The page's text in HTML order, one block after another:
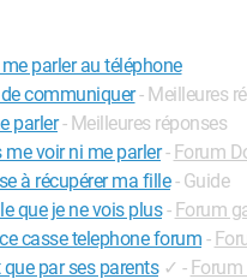
parler au téléphone
communiquer- Meilleures
parler - Meilleures réponses
voir ni me parler - Forum
à récupérer ma fille - Guide
que je ne vois plus - Forum
casse telephone forum -
par ses parents ✓ - Forum